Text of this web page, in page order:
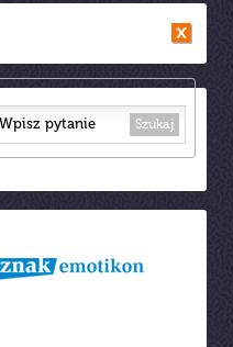
Szukaj